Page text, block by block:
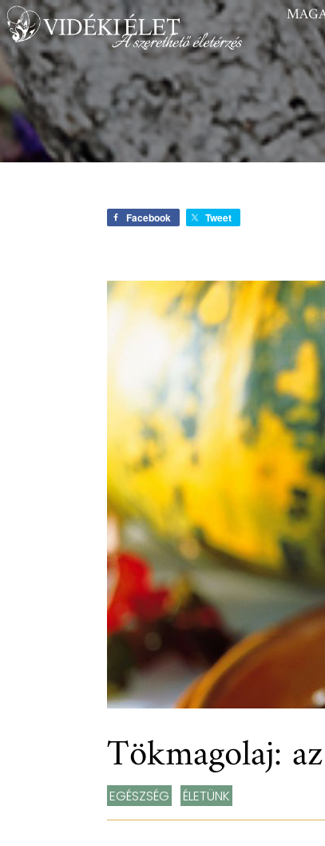
Facebook Tweet
Tökmagolaj:
EGÉSZSÉG ÉLETÜNK